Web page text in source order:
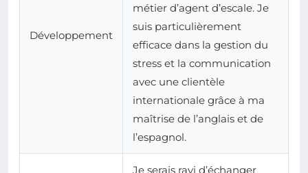
Développement
métier d’agent d’escale. Je
suis particulièrement
efficace dans la gestion du
stress et la communication
avec une clientèle
internationale grâce à ma
maîtrise de l’anglais et de
l’espagnol.
Je serais ravi d’échanger